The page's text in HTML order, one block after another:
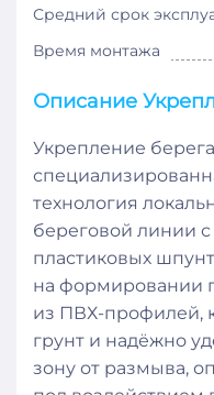
Средний срок
Время монтажа
Описание
Укрепление
технология
береговой линии
пластиковых
на формировании
из ПВХ-профилей,
грунт и надёжно
зону от размыва,